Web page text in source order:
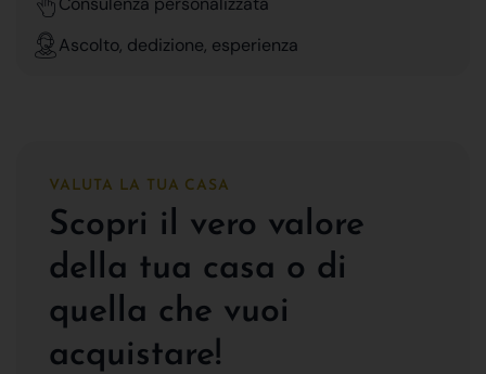
Ascolto, dedizione, esperienza
VALUTA LA TUA CASA
Scopri il vero valore
della tua casa o di
quella che vuoi
acquistare!